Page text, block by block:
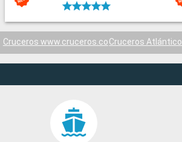
Cruceros www.cruceros.coCruceros Atlántico